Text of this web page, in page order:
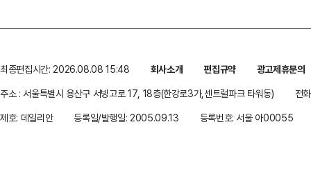
최종편집시간: 2026.08.08 15:48 회사소개 편집규약
광고제휴문의
주소 : 서울특별시 용산구 서빙고로 17, 18층(한강로3가,센트럴파크 타워동)
전
제호: 데일리안
등록일/발행일: 2005.09.13 등록번호: 서울 아00055